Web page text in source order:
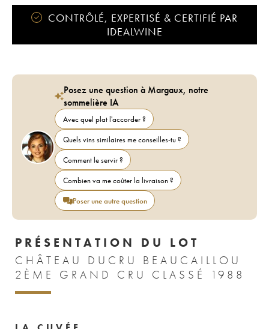
CONTRÔLÉ, EXPERTISÉ & CERTIFIÉ PAR
IDEALWINE
Posez une question à Margaux, notre
sommelière IA
Avec quel plat l'accorder ?
Quels vins similaires me conseilles-tu ?
Comment le servir ?
Combien va me coûter la livraison ?
Poser une autre question
PRÉSENTATION DU LOT
CHÂTEAU DUCRU BEAUCAILLOU
2ÈME GRAND CRU CLASSÉ 1988